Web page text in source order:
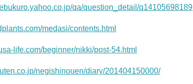
qa/question_detail/q14105698189
medasi/contents.html
life.com/beginner/nikki/post-54.html
negishinouen/diary/201404150000/